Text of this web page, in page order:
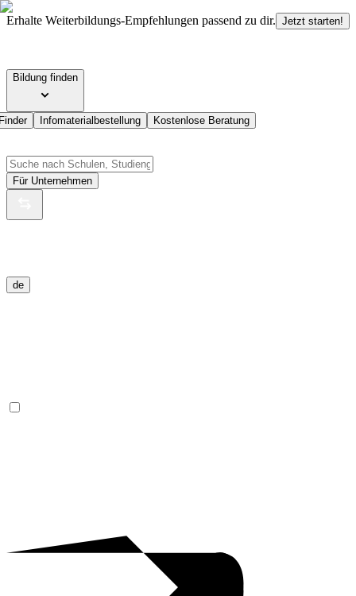
Erhalte Weiterbildungs-Empfehlungen passend zu dir. Jetzt starten!
Bildung finden
Infomaterialbestellung Kostenlose Beratung
Für Unternehmen
de